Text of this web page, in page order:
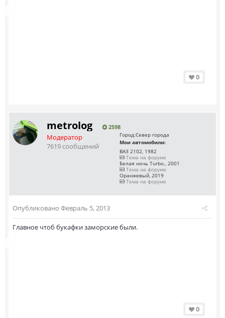
0
metrolog 2598
Модератор
7619 сообщений
Город:Север города
Мои автомобили:
ВАЗ 2102, 1982
Тема на форуме
Белая ночь Turbo., 2001
Тема на форуме
Оранжевый, 2019
Тема на форуме
Опубликовано Февраль 5, 2013
Главное чтоб букафки заморские были.
0